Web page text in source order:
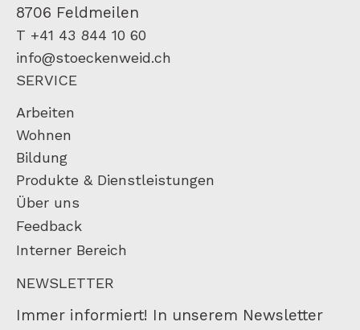
8706 Feldmeilen
T +41 43 844 10 60
info@stoeckenweid.ch
SERVICE
Arbeiten
Wohnen
Bildung
Produkte & Dienstleistungen
Über uns
Feedback
Interner Bereich
NEWSLETTER
Immer informiert! In unserem Newsletter